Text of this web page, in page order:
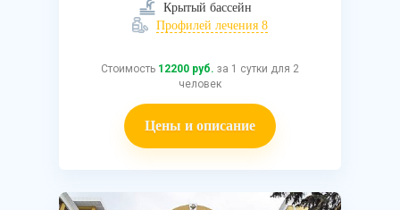
Крытый бассейн
Профилей лечения 8
Стоимость 12200 руб. за 1 сутки для 2
человек
Цены и описание